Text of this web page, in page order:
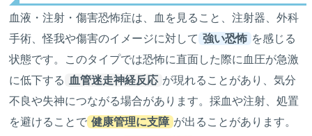
血液・注射・傷害恐怖症は、血を見ること、注射器、外科
手術、怪我や傷害のイメージに対して 強い恐怖 を感じる
状態です。このタイプでは恐怖に直面した際に血圧が急激
に低下する 血管迷走神経反応 が現れることがあり、気分
不良や失神につながる場合があります。採血や注射、処置
を避けることで 健康管理に支障 が出ることがあります。